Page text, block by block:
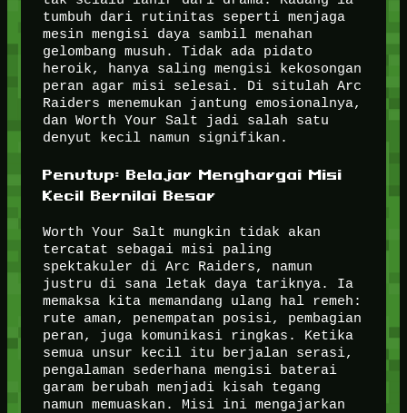
tumbuh dari rutinitas seperti menjaga
mesin mengisi daya sambil menahan
gelombang musuh. Tidak ada pidato
heroik, hanya saling mengisi kekosongan
peran agar misi selesai. Di situlah Arc
Raiders menemukan jantung emosionalnya,
dan Worth Your Salt jadi salah satu
denyut kecil namun signifikan.
Penutup: Belajar Menghargai Misi
Kecil Bernilai Besar
Worth Your Salt mungkin tidak akan
tercatat sebagai misi paling
spektakuler di Arc Raiders, namun
justru di sana letak daya tariknya. Ia
memaksa kita memandang ulang hal remeh:
rute aman, penempatan posisi, pembagian
peran, juga komunikasi ringkas. Ketika
semua unsur kecil itu berjalan serasi,
pengalaman sederhana mengisi baterai
garam berubah menjadi kisah tegang
namun memuaskan. Misi ini mengajarkan